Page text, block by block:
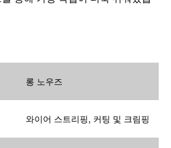
롱 노우즈
와이어 스트리핑, 커팅 및 크림핑